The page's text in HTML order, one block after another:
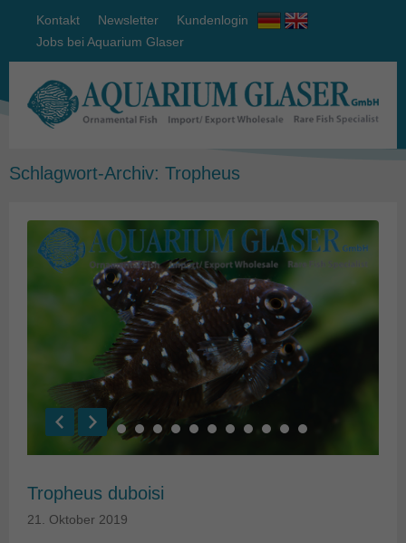
Kontakt Newsletter
Kundenlogin
Jobs bei Aquarium Glaser
Schlagwort-Archiv: Tropheus
Tropheus duboisi
21. Oktober 2019